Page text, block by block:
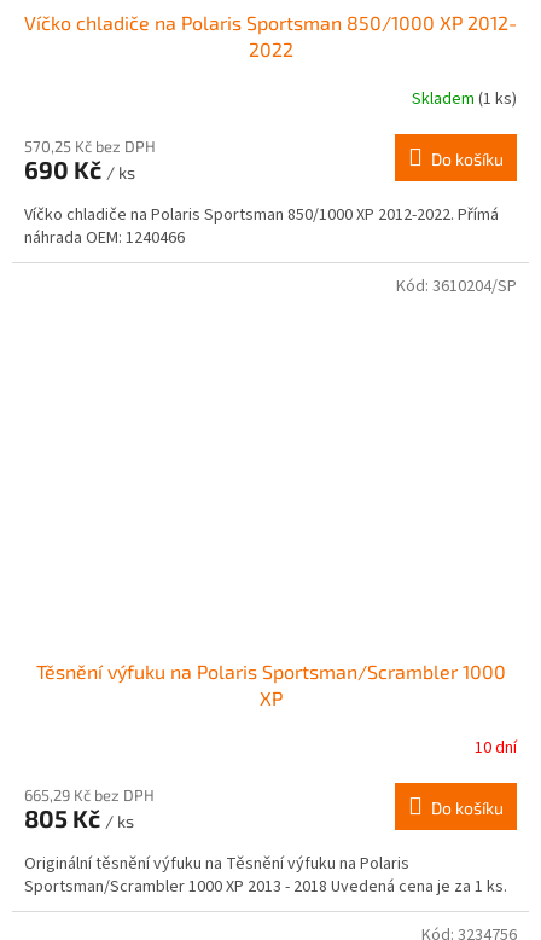
Víčko chladiče na Polaris Sportsman 850/1000 XP 2012-
2022
Skladem (1 ks)
570,25 Kč bez DPH
690 Kč / ks
Do košíku
Víčko chladiče na Polaris Sportsman 850/1000 XP 2012-2022. Přímá
náhrada OEM: 1240466
Těsnění výfuku na Polaris Sportsman/Scrambler 1000
XP
10 dní
665,29 Kč bez DPH
805 Kč / ks
Do košíku
Originální těsnění výfuku na Těsnění výfuku na Polaris
Sportsman/Scrambler 1000 XP 2013 - 2018 Uvedená cena je za 1 ks.
Kód: 3610204/SP
Kód: 3234756